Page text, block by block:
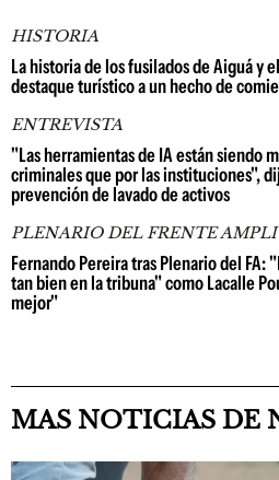
HISTORIA
La historia de los fusilados de Aiguá y
destaque turístico a un hecho de
ENTREVISTA
"Las herramientas de IA están siendo
criminales que por las instituciones",
prevención de lavado de activos
PLENARIO DEL FRENTE
Fernando Pereira tras Plenario del FA:
tan bien en la tribuna" como Lacalle
mejor"
MAS NOTICIAS DE